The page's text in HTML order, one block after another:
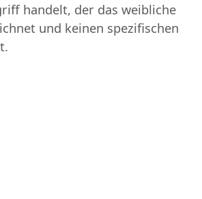
handelt, der das weibliche
und keinen spezifischen